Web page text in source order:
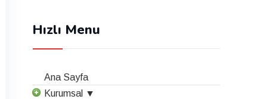
Hızlı Menu
Ana Sayfa
Kurumsal ▼